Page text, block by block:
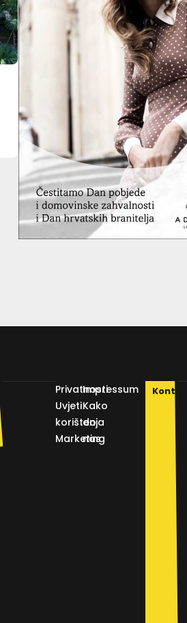
Privatnosti
Uvjeti
korištenja
Marketing
Impressum
Kako
do
nas
Kontakt